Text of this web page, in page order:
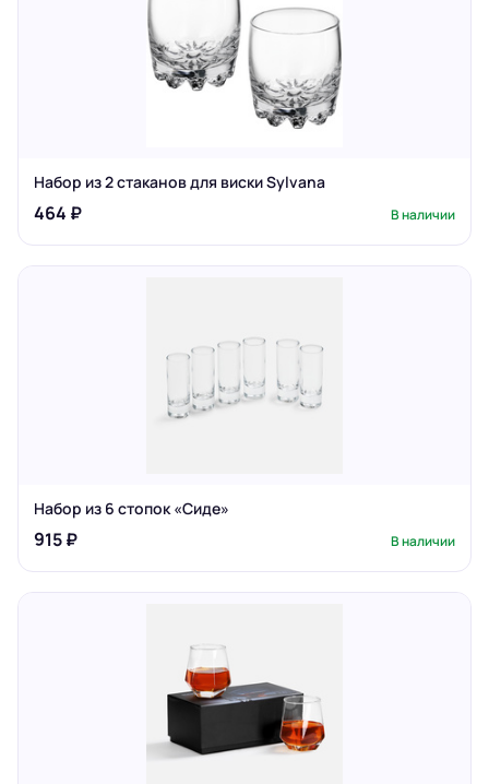
Набор из 2 стаканов для виски Sylvana
464 ₽ В наличии
Набор из 6 стопок «Сиде»
915 ₽ В наличии